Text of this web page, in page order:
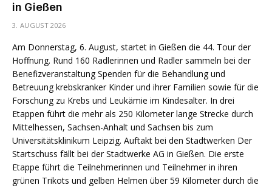
in Gießen
3. AUGUST 2026
Am Donnerstag, 6. August, startet in Gießen die 44. Tour der
Hoffnung. Rund 160 Radlerinnen und Radler sammeln bei der
Benefizveranstaltung Spenden für die Behandlung und
Betreuung krebskranker Kinder und ihrer Familien sowie für die
Forschung zu Krebs und Leukämie im Kindesalter. In drei
Etappen führt die mehr als 250 Kilometer lange Strecke durch
Mittelhessen, Sachsen-Anhalt und Sachsen bis zum
Universitätsklinikum Leipzig. Auftakt bei den Stadtwerken Der
Startschuss fällt bei der Stadtwerke AG in Gießen. Die erste
Etappe führt die Teilnehmerinnen und Teilnehmer in ihren
grünen Trikots und gelben Helmen über 59 Kilometer durch die